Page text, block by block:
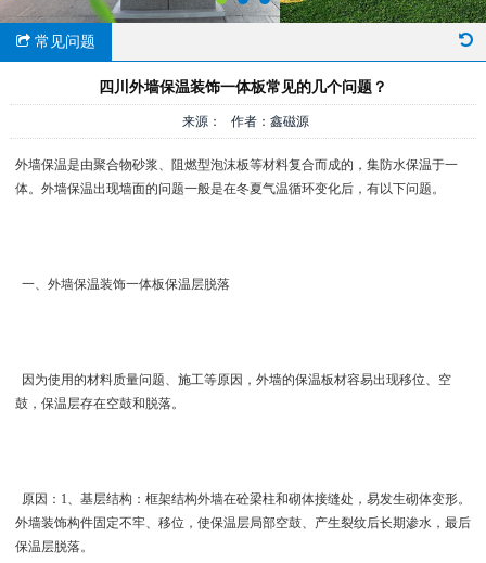
常见问题
四川外墙保温装饰一体板常见的几个问题？
来源： 作者：鑫磁源
外墙保温是由聚合物砂浆、阻燃型泡沫板等材料复合而成的，集防水保温于一
体。外墙保温出现墙面的问题一般是在冬夏气温循环变化后，有以下问题。
一、外墙保温装饰一体板保温层脱落
因为使用的材料质量问题、施工等原因，外墙的保温板材容易出现移位、空
鼓，保温层存在空鼓和脱落。
原因：1、基层结构：框架结构外墙在砼梁柱和砌体接缝处，易发生砌体变形。
外墙装饰构件固定不牢、移位，使保温层局部空鼓、产生裂纹后长期渗水，最后
保温层脱落。